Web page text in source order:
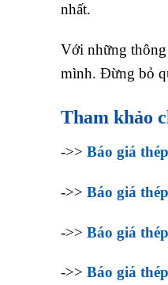
nhất.
Với những thông
mình. Đừng bỏ
Tham khảo
->> Báo giá
->> Báo giá
->> Báo giá
->> Báo giá